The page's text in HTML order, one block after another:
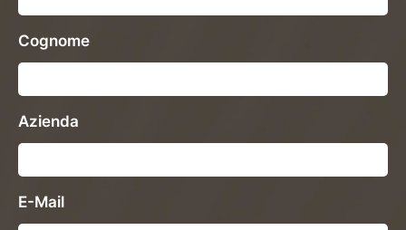
Cognome
Azienda
E-Mail